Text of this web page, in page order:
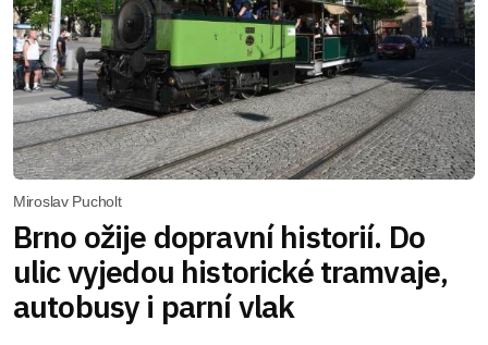
Miroslav Pucholt
Brno ožije dopravní historií. Do
ulic vyjedou historické tramvaje,
autobusy i parní vlak